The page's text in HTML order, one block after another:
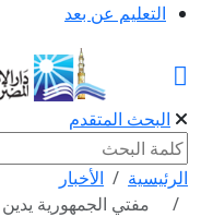
التعليم عن بعد
البحث المتقدم
الرئيسية
الأخبار
مفتي الجمهورية